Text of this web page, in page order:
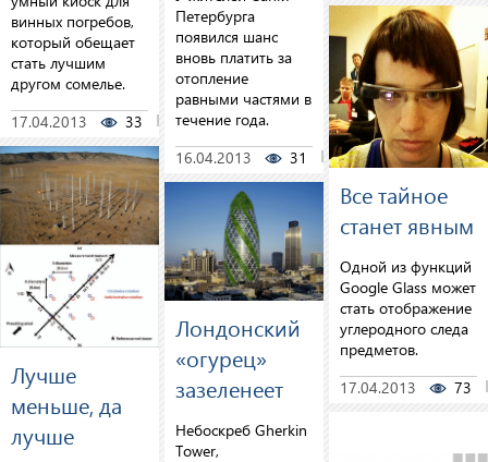
винных погребов,
который обещает
стать лучшим
другом сомелье.
17.04.2013
33 2
Лучше
меньше, да
лучше
Петербурга
появился шанс
вновь платить за
отопление
равными частями в
течение года.
16.04.2013
31 0
Лондонский
«огурец»
зазеленеет
Небоскреб Gherkin
Tower,
Все тайное
станет явным
Одной из функций
Google Glass может
стать отображение
углеродного следа
предметов.
17.04.2013
73